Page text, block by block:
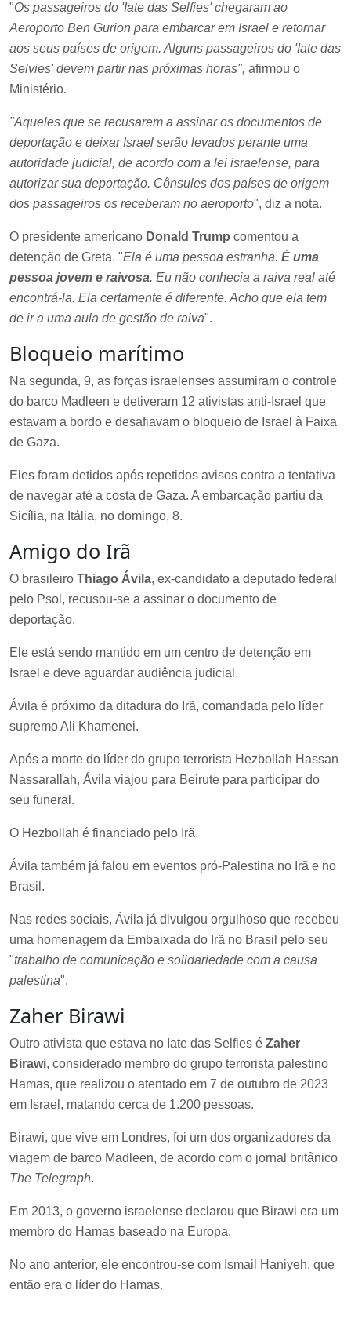
"Os passageiros do 'Iate das Selfies' chegaram ao
Aeroporto Ben Gurion para embarcar em Israel e retornar
aos seus países de origem. Alguns passageiros do 'Iate das
Selvies' devem partir nas próximas horas", afirmou o
Ministério.
"Aqueles que se recusarem a assinar os documentos de
deportação e deixar Israel serão levados perante uma
autoridade judicial, de acordo com a lei israelense, para
autorizar sua deportação. Cônsules dos países de origem
dos passageiros os receberam no aeroporto", diz a nota.
O presidente americano Donald Trump comentou a
detenção de Greta. "Ela é uma pessoa estranha. É uma
pessoa jovem e raivosa. Eu não conhecia a raiva real até
encontrá-la. Ela certamente é diferente. Acho que ela tem
de ir a uma aula de gestão de raiva".
Bloqueio marítimo
Na segunda, 9, as forças israelenses assumiram o controle
do barco Madleen e detiveram 12 ativistas anti-Israel que
estavam a bordo e desafiavam o bloqueio de Israel à Faixa
de Gaza.
Eles foram detidos após repetidos avisos contra a tentativa
de navegar até a costa de Gaza. A embarcação partiu da
Sicília, na Itália, no domingo, 8.
Amigo do Irã
O brasileiro Thiago Ávila, ex-candidato a deputado federal
pelo Psol, recusou-se a assinar o documento de
deportação.
Ele está sendo mantido em um centro de detenção em
Israel e deve aguardar audiência judicial.
Ávila é próximo da ditadura do Irã, comandada pelo líder
supremo Ali Khamenei.
Após a morte do líder do grupo terrorista Hezbollah Hassan
Nassarallah, Ávila viajou para Beirute para participar do
seu funeral.
O Hezbollah é financiado pelo Irã.
Ávila também já falou em eventos pró-Palestina no Irã e no
Brasil.
Nas redes sociais, Ávila já divulgou orgulhoso que recebeu
uma homenagem da Embaixada do Irã no Brasil pelo seu
"trabalho de comunicação e solidariedade com a causa
palestina".
Zaher Birawi
Outro ativista que estava no Iate das Selfies é Zaher
Birawi, considerado membro do grupo terrorista palestino
Hamas, que realizou o atentado em 7 de outubro de 2023
em Israel, matando cerca de 1.200 pessoas.
Birawi, que vive em Londres, foi um dos organizadores da
viagem de barco Madleen, de acordo com o jornal britânico
The Telegraph.
Em 2013, o governo israelense declarou que Birawi era um
membro do Hamas baseado na Europa.
No ano anterior, ele encontrou-se com Ismail Haniyeh, que
então era o líder do Hamas.